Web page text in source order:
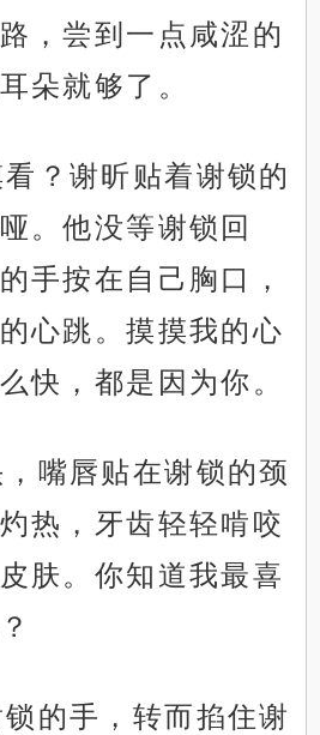
，尝到一点咸涩的
朵就够了。
？谢昕贴着谢锁的
。他没等谢锁回
手按在自己胸口，
心跳。摸摸我的心
快，都是因为你。
嘴唇贴在谢锁的颈
热，牙齿轻轻啃咬
肤。你知道我最喜
的手，转而掐住谢